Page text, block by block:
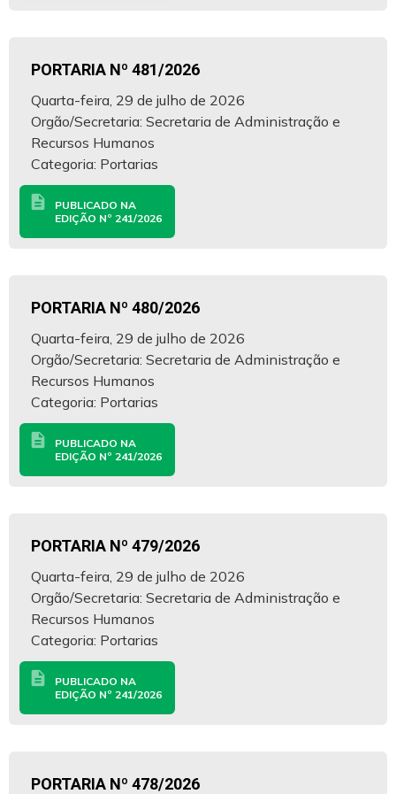
PORTARIA Nº 481/2026
Quarta-feira, 29 de julho de 2026
Orgão/Secretaria: Secretaria de Administração e
Recursos Humanos
Categoria: Portarias
description
PUBLICADO NA
EDIÇÃO Nº 241/2026
PORTARIA Nº 480/2026
Quarta-feira, 29 de julho de 2026
Orgão/Secretaria: Secretaria de Administração e
Recursos Humanos
Categoria: Portarias
description
PUBLICADO NA
EDIÇÃO Nº 241/2026
PORTARIA Nº 479/2026
Quarta-feira, 29 de julho de 2026
Orgão/Secretaria: Secretaria de Administração e
Recursos Humanos
Categoria: Portarias
description
PUBLICADO NA
EDIÇÃO Nº 241/2026
PORTARIA Nº 478/2026